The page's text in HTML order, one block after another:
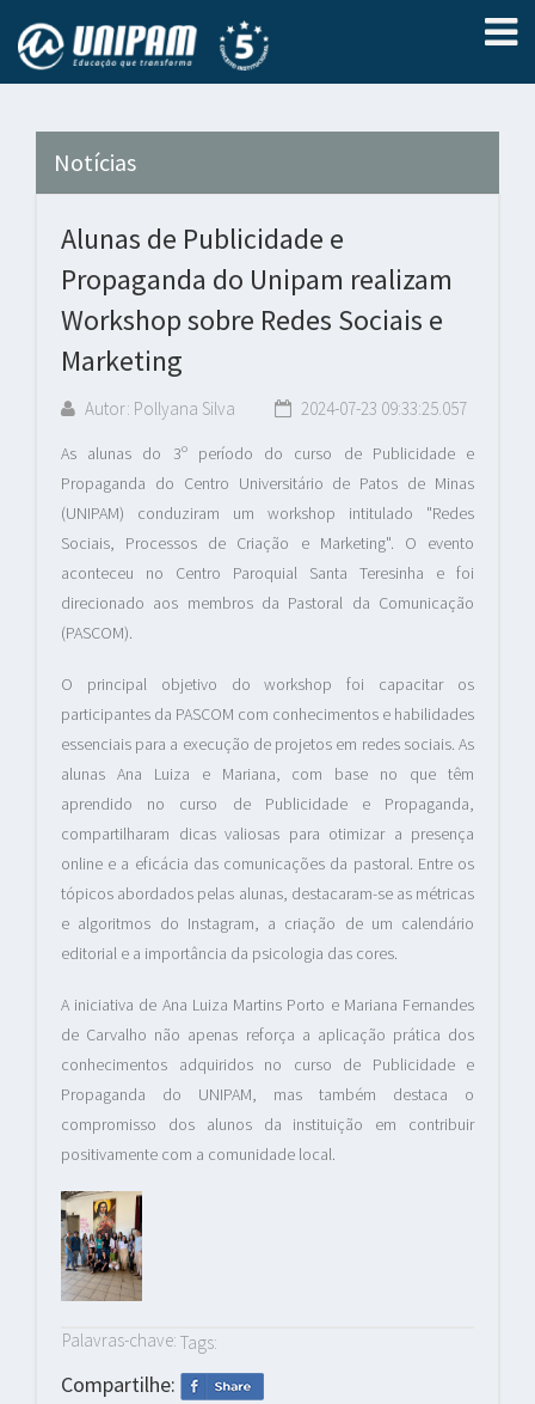
Notícias
Alunas de Publicidade e
Propaganda do Unipam realizam
Workshop sobre Redes Sociais e
Marketing
Autor: Pollyana Silva 2024-07-23 09:33:25.057
As alunas do 3º período do curso de Publicidade e
Propaganda do Centro Universitário de Patos de Minas
(UNIPAM) conduziram um workshop intitulado "Redes
Sociais, Processos de Criação e Marketing". O evento
aconteceu no Centro Paroquial Santa Teresinha e foi
direcionado aos membros da Pastoral da Comunicação
(PASCOM).
O principal objetivo do workshop foi capacitar os
participantes da PASCOM com conhecimentos e habilidades
essenciais para a execução de projetos em redes sociais. As
alunas Ana Luiza e Mariana, com base no que têm
aprendido no curso de Publicidade e Propaganda,
compartilharam dicas valiosas para otimizar a presença
online e a eficácia das comunicações da pastoral. Entre os
tópicos abordados pelas alunas, destacaram-se as métricas
e algoritmos do Instagram, a criação de um calendário
editorial e a importância da psicologia das cores.
A iniciativa de Ana Luiza Martins Porto e Mariana Fernandes
de Carvalho não apenas reforça a aplicação prática dos
conhecimentos adquiridos no curso de Publicidade e
Propaganda do UNIPAM, mas também destaca o
compromisso dos alunos da instituição em contribuir
positivamente com a comunidade local.
Palavras-chave: Tags:
Compartilhe: